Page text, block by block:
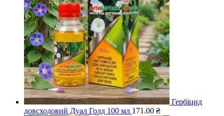
Гербіцид
довсходовий Дуал Голд 100 мл 171.00 ₴